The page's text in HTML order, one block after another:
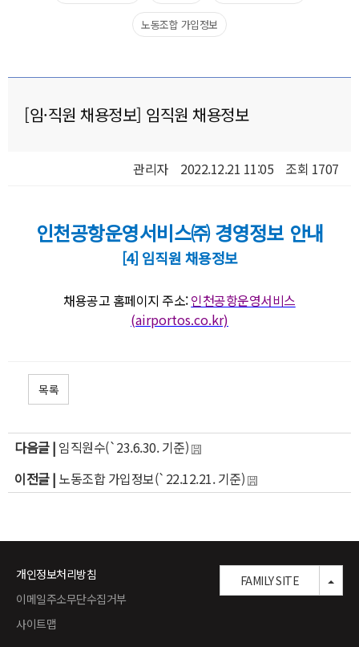
노동조합 가입정보
[임·직원 채용정보] 임직원 채용정보
관리자 2022.12.21 11:05 조회 1707
인천공항운영서비스㈜ 경영정보 안내
[4] 임직원 채용정보
채용공고 홈페이지 주소:인천공항운영서비스
(airportos.co.kr)
목록
다음글 | 임직원수(`23.6.30. 기준)
이전글 | 노동조합 가입정보(`22.12.21. 기준)
개인정보처리방침
이메일주소무단수집거부
사이트맵
FAMILY SITE